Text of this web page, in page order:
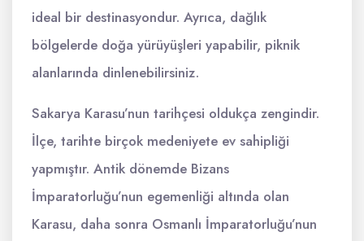
ideal bir destinasyondur. Ayrıca, dağlık
bölgelerde doğa yürüyüşleri yapabilir, piknik
alanlarında dinlenebilirsiniz.
Sakarya Karasu’nun tarihçesi oldukça zengindir.
İlçe, tarihte birçok medeniyete ev sahipliği
yapmıştır. Antik dönemde Bizans
İmparatorluğu’nun egemenliği altında olan
Karasu, daha sonra Osmanlı İmparatorluğu’nun